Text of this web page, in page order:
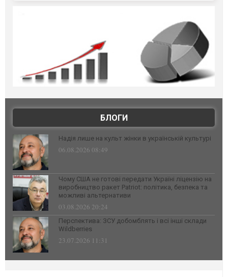
БЛОГИ
Надія лише на культ жінки в українській культурі
06.08.2026 08:49
Чому США не готові передати Україні ліцензію на
виробництво ракет Patriot: політика, безпека та
можливі альтернативи
03.08.2026 20:24
Перспектива: ЗСУ добомблять і всі інші склади
Wildberries
23.07.2026 11:31